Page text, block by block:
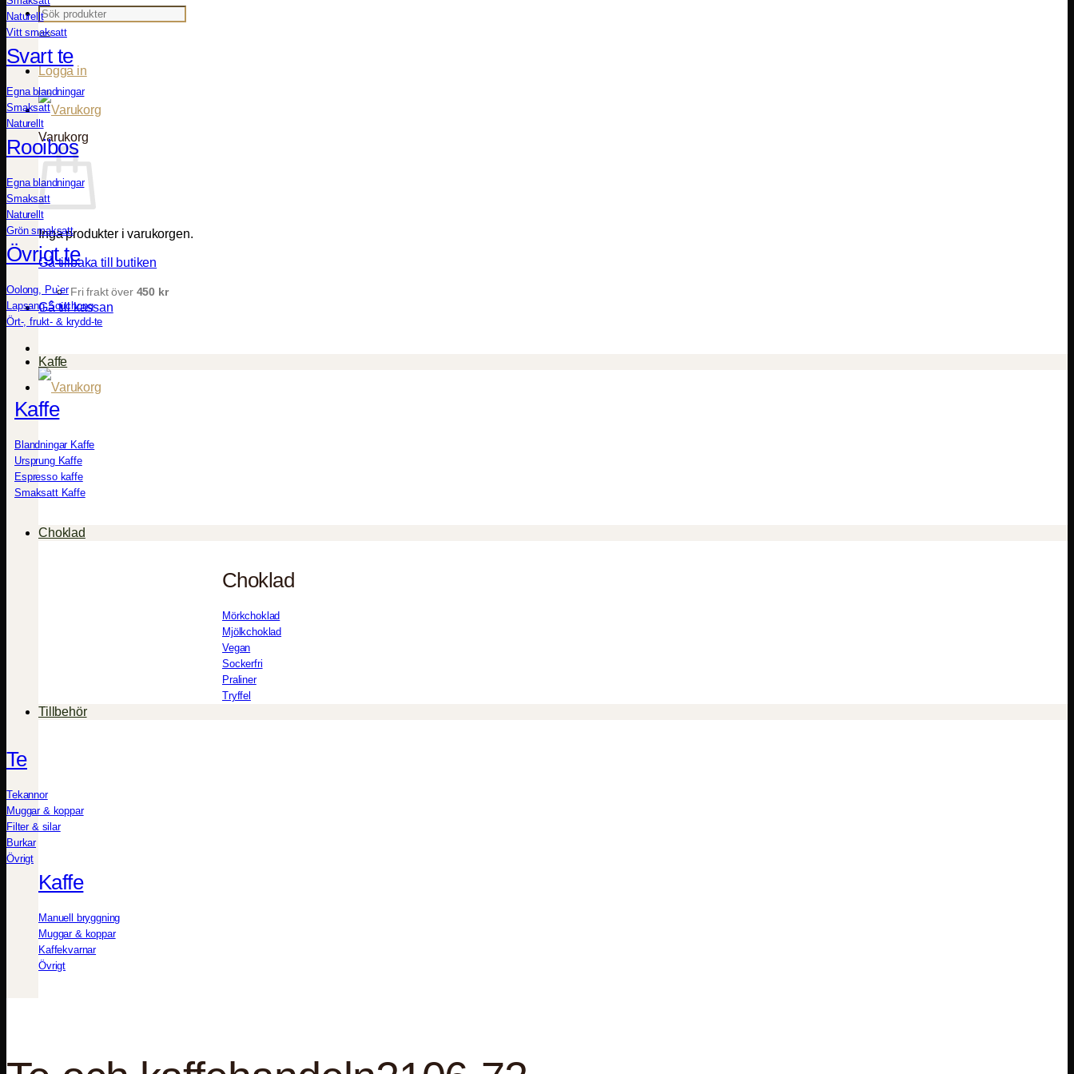
Sök
efter:
Logga in
Varukorg
Inga produkter i varukorgen.
Gå tillbaka till butiken
Fri frakt över 450 kr
Gå till kassan
Naturellt
Vitt smaksatt
Svart te
Egna blandningar
Smaksatt
Naturellt
Rooibos
Egna blandningar
Smaksatt
Naturellt
Grön smaksatt
Övrigt te
Oolong, Pu`er
Lapsang Souchong
Ört-, frukt- & krydd-te
Kaffe
Kaffe
Blandningar Kaffe
Ursprung Kaffe
Espresso kaffe
Smaksatt Kaffe
Choklad
Choklad
Mörkchoklad
Mjölkchoklad
Vegan
Sockerfri
Praliner
Tryffel
Tillbehör
Te
Tekannor
Muggar & koppar
Filter & silar
Burkar
Övrigt
Kaffe
Manuell bryggning
Muggar & koppar
Kaffekvarnar
Övrigt